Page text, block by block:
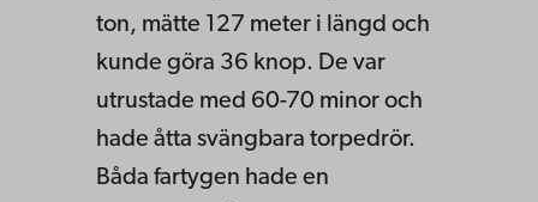
ton, mätte 127 meter i längd och
kunde göra 36 knop. De var
utrustade med 60-70 minor och
hade åtta svängbara torpedrör.
Båda fartygen hade en